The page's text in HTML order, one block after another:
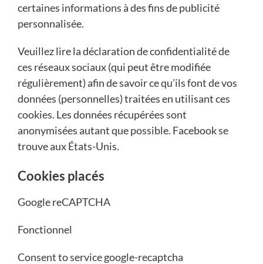
certaines informations à des fins de publicité
personnalisée.
Veuillez lire la déclaration de confidentialité de
ces réseaux sociaux (qui peut être modifiée
régulièrement) afin de savoir ce qu’ils font de vos
données (personnelles) traitées en utilisant ces
cookies. Les données récupérées sont
anonymisées autant que possible. Facebook se
trouve aux États-Unis.
Cookies placés
Google reCAPTCHA
Fonctionnel
Consent to service google-recaptcha